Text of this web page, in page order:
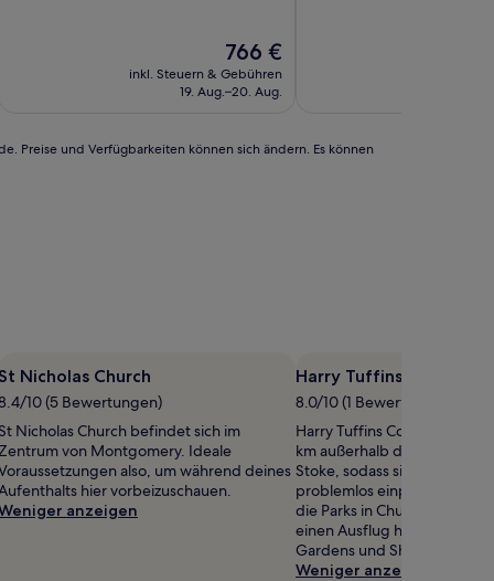
Der
Preis
beträgt
766 €
inkl. Steuern & Gebühren
19. Aug.–20. Aug.
Preise und Verfügbarkeiten können sich ändern. Es können
Nicholas Church
10 (5 Bewertungen)
Nicholas Church befindet sich im
von Montgomery. Ideale
also, um während deines
hier vorbeizuschauen.
anzeigen
Harry Tuffins Country
8.0/10 (1 Bewertung)
Harry Tuffins Country Park
km außerhalb des Zentrums
Stoke, sodass sich ein
problemlos einplanen lässt.
die Parks in Church Stoke
einen Ausflug hierhin:
Gardens und Shropshire
Weniger anzeigen